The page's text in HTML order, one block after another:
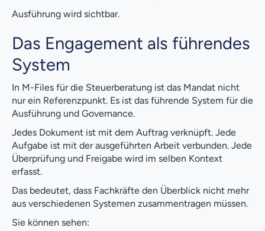
Ausführung wird sichtbar.
Das Engagement als führendes
System
In M-Files für die Steuerberatung ist das Mandat nicht
nur ein Referenzpunkt. Es ist das führende System für die
Ausführung und Governance.
Jedes Dokument ist mit dem Auftrag verknüpft. Jede
Aufgabe ist mit der ausgeführten Arbeit verbunden. Jede
Überprüfung und Freigabe wird im selben Kontext
erfasst.
Das bedeutet, dass Fachkräfte den Überblick nicht mehr
aus verschiedenen Systemen zusammentragen müssen.
Sie können sehen: